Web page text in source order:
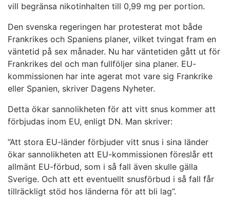
vill begränsa nikotinhalten till 0,99 mg per portion.
Den svenska regeringen har protesterat mot både
Frankrikes och Spaniens planer, vilket tvingat fram en
väntetid på sex månader. Nu har väntetiden gått ut för
Frankrikes del och man fullföljer sina planer. EU-
kommissionen har inte agerat mot vare sig Frankrike
eller Spanien, skriver Dagens Nyheter.
Detta ökar sannolikheten för att vitt snus kommer att
förbjudas inom EU, enligt DN. Man skriver:
”Att stora EU-länder förbjuder vitt snus i sina länder
ökar sannolikheten att EU-kommissionen föreslår ett
allmänt EU-förbud, som i så fall även skulle gälla
Sverige. Och att ett eventuellt snusförbud i så fall får
tillräckligt stöd hos länderna för att bli lag”.